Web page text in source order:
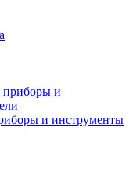
и инструменты